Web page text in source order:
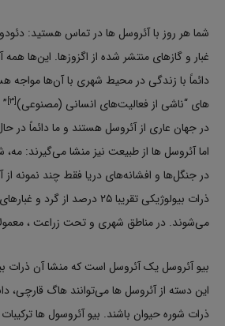
شما هر روز با آئروسل ها در تماس هستید:
غبار و گازهای منتشر شده از اگزوزها. این‌ها
دائماً با زندگی در محیط شهری با آن‌ها مواجه
های “ناشی از فعالیت‌های انسانی (مصنوعی)[۳]
در جهان عاری از آئروسل هستند و ما دائماً در
اما آئروسل ها از طبیعت نیز منشا می‌گیرند: مه،
در جنگل‌ها و افشانه‌های دریا فقط چند نمونه
ذرات بیولوژیکی تقریبا ۲۵ درصد از
می‌شوند. در مناطق شهری و تحت زراعت ،
بیو آئروسل‌ یک آئروسل است که منشا آن ذرات
این دسته از آئروسل ها می‌توانند هاگ قارچی،
ذرات شوره حیوان باشند. بیو آئروسول ها